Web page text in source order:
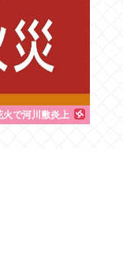
で河川敷炎上